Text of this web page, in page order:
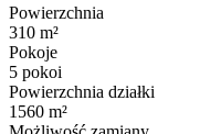
Powierzchnia
310 m²
Pokoje
5 pokoi
Powierzchnia działki
1560 m²